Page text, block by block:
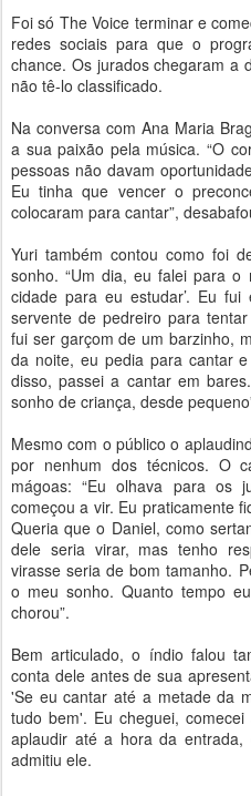
Foi só The Voice terminar e
redes sociais para que o
chance. Os jurados chegaram a
não tê-lo classificado.
Na conversa com Ana Maria
a sua paixão pela música. “O
pessoas não davam
Eu tinha que vencer o
colocaram para cantar”,
Yuri também contou como foi
sonho. “Um dia, eu falei para o
cidade para eu estudar’. Eu
servente de pedreiro para
fui ser garçom de um barzinho,
da noite, eu pedia para cantar
disso, passei a cantar em
sonho de criança, desde
Mesmo com o público o
por nenhum dos técnicos. O
mágoas: “Eu olhava para os
começou a vir. Eu praticamente
Queria que o Daniel, como
dele seria virar, mas tenho
virasse seria de bom tamanho.
o meu sonho. Quanto tempo
chorou”.
Bem articulado, o índio falou
conta dele antes de sua
'Se eu cantar até a metade da
tudo bem'. Eu cheguei,
aplaudir até a hora da entrada,
admitiu ele.